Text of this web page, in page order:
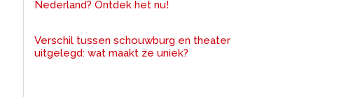
Nederland? Ontdek het nu!
Verschil tussen schouwburg en theater
uitgelegd: wat maakt ze uniek?